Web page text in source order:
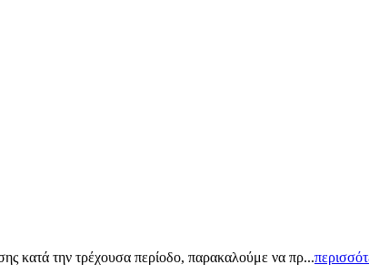
κατά την τρέχουσα περίοδο, παρακαλούμε να πρ...